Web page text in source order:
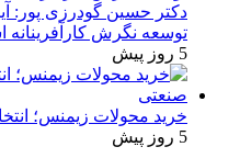
دکتر حسین گودرزی پور:
توسعه نگرش
5 روز پیش
خرید محولات زیمنس؛
5 روز پیش